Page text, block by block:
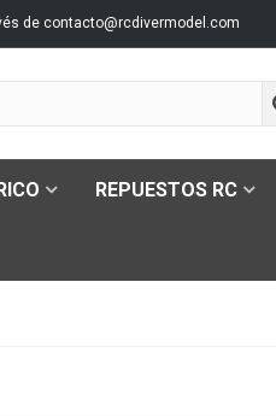
de contacto@rcdivermodel.com
REPUESTOS RC